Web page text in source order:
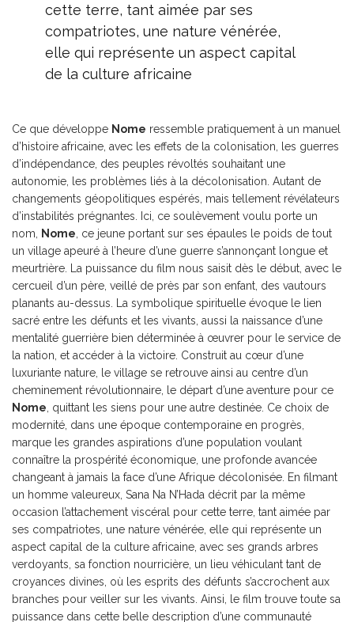
cette terre, tant aimée par ses
compatriotes, une nature vénérée,
elle qui représente un aspect capital
de la culture africaine
Ce que développe Nome ressemble pratiquement à un manuel
d’histoire africaine, avec les effets de la colonisation, les guerres
d’indépendance, des peuples révoltés souhaitant une
autonomie, les problèmes liés à la décolonisation. Autant de
changements géopolitiques espérés, mais tellement révélateurs
d’instabilités prégnantes. Ici, ce soulèvement voulu porte un
nom,
Nome , ce jeune portant sur ses épaules le poids de tout
un village apeuré à l’heure d’une guerre s’annonçant longue et
meurtrière. La puissance du film nous saisit dès le début, avec le
cercueil d’un père, veillé de près par son enfant, des vautours
planants au-dessus. La symbolique spirituelle évoque le lien
sacré entre les défunts et les vivants, aussi la naissance d’une
mentalité guerrière bien déterminée à œuvrer pour le service de
la nation, et accéder à la victoire. Construit au cœur d’une
luxuriante nature, le village se retrouve ainsi au centre d’un
cheminement révolutionnaire, le départ d’une aventure pour ce
Nome , quittant les siens pour une autre destinée. Ce choix de
modernité, dans une époque contemporaine en progrès,
marque les grandes aspirations d’une population voulant
connaître la prospérité économique, une profonde avancée
changeant à jamais la face d’une Afrique décolonisée. En filmant
un homme valeureux, Sana Na N’Hada décrit par la même
occasion l’attachement viscéral pour cette terre, tant aimée par
ses compatriotes, une nature vénérée, elle qui représente un
aspect capital de la culture africaine, avec ses grands arbres
verdoyants, sa fonction nourricière, un lieu véhiculant tant de
croyances divines, où les esprits des défunts s’accrochent aux
branches pour veiller sur les vivants. Ainsi, le film trouve toute sa
puissance dans cette belle description d’une communauté